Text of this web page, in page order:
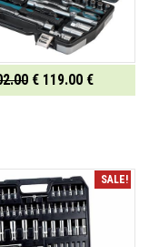
€ 119.00 €
SALE!